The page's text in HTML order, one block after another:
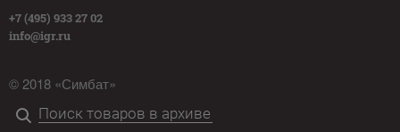
+7 (495) 933 27 02
info@igr.ru
© 2018 «Симбат»